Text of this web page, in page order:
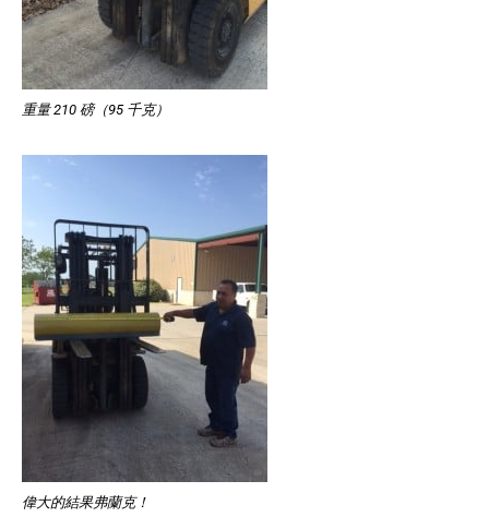
重量 210 磅（95 千克）
偉大的結果弗蘭克！